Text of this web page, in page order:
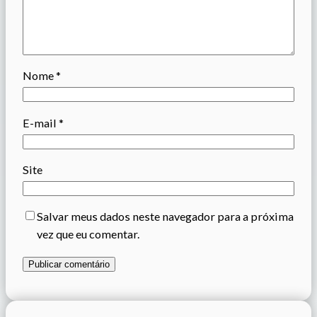
Nome*
E-mail *
Site
Salvar meus dados neste navegador para a próxima
vez que eu comentar.